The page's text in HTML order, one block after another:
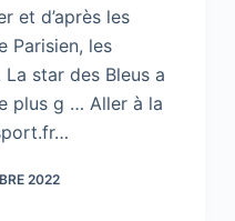
et d’après les
Parisien, les
star des Bleus a
plus g … Aller à la
2022